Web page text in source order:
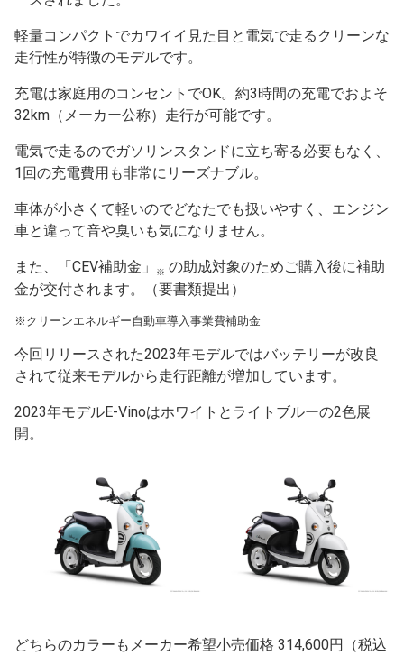
軽量コンパクトでカワイイ見た目と電気で走るクリーンな
走行性が特徴のモデルです。
充電は家庭用のコンセントでOK。約3時間の充電でおよそ
32km（メーカー公称）走行が可能です。
電気で走るのでガソリンスタンドに立ち寄る必要もなく、
1回の充電費用も非常にリーズナブル。
車体が小さくて軽いのでどなたでも扱いやすく、エンジン
車と違って音や臭いも気になりません。
また、「CEV補助金」 ※ の助成対象のためご購入後に補助
金が交付されます。（要書類提出）
※クリーンエネルギー自動車導入事業費補助金
今回リリースされた2023年モデルではバッテリーが改良
されて従来モデルから走行距離が増加しています。
2023年モデルE-Vinoはホワイトとライトブルーの2色展
開。
どちらのカラーもメーカー希望小売価格 314,600円（税込